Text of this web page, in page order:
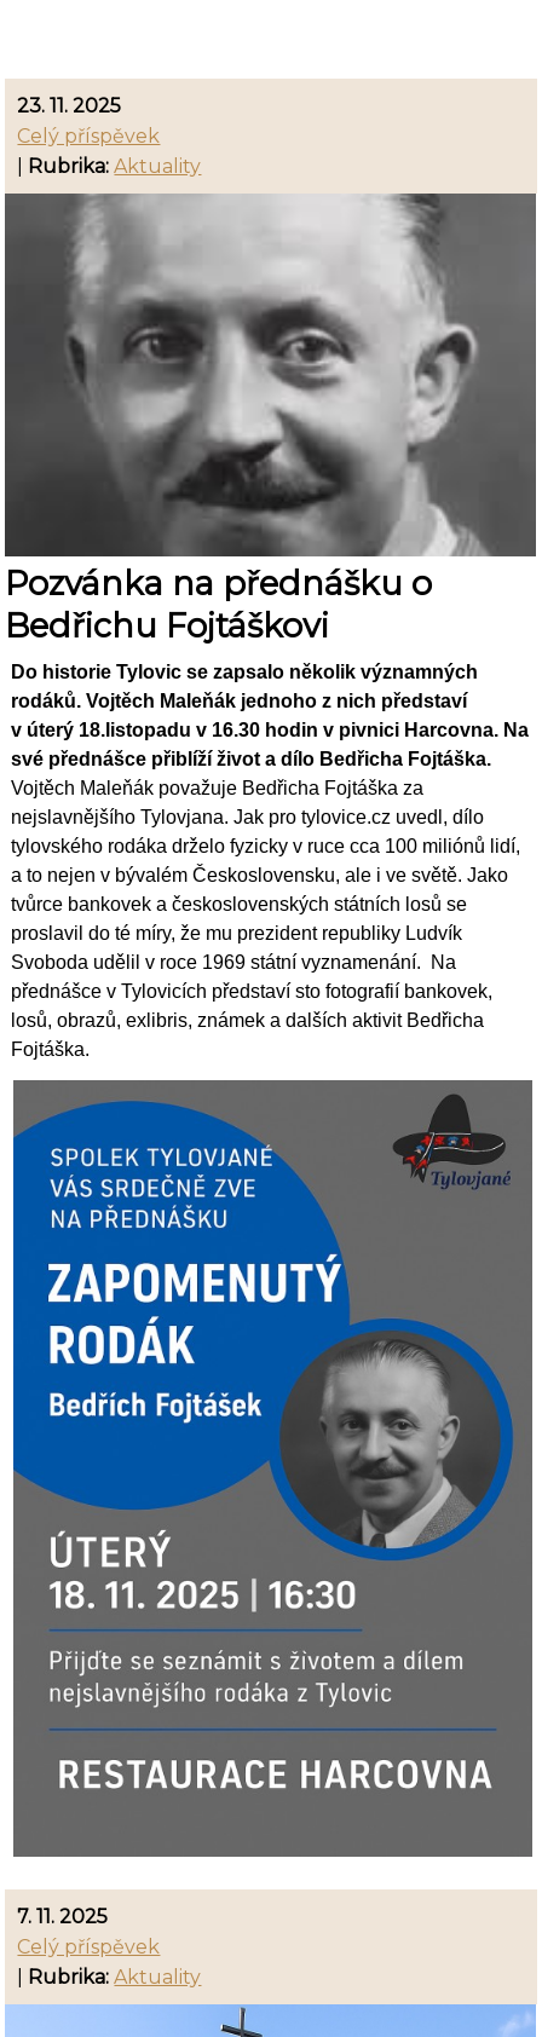
23. 11. 2025
Celý příspěvek
Rubrika: Aktuality
Pozvánka na přednášku o
Bedřichu Fojtáškovi
Do historie Tylovic se zapsalo několik významných
rodáků. Vojtěch Maleňák jednoho z nich představí
v úterý 18.listopadu v 16.30 hodin v pivnici Harcovna. Na
své přednášce přiblíží život a dílo Bedřicha Fojtáška.
Vojtěch Maleňák považuje Bedřicha Fojtáška za
nejslavnějšího Tylovjana. Jak pro tylovice.cz uvedl,dílo
tylovského rodáka drželo fyzicky v ruce cca 100 miliónů lidí,
a to nejen v bývalém Československu, ale i ve světě. Jako
tvůrce bankovek a československých státních losů se
proslavil do té míry, že mu prezident republiky Ludvík
Svoboda udělil v roce 1969 státní vyznamenání. Na
přednášce v Tylovicích představí sto fotografií bankovek,
losů, obrazů, exlibris, známek a dalších aktivit Bedřicha
Fojtáška.
7. 11. 2025
Celý příspěvek
Rubrika: Aktuality